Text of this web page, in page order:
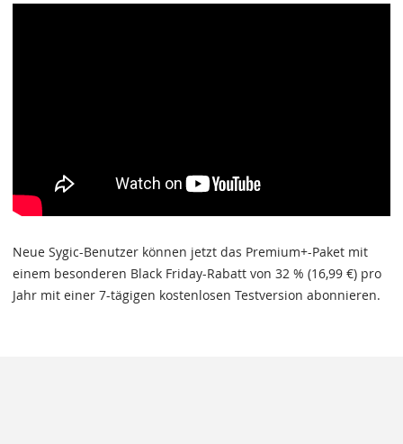
Neue Sygic-Benutzer können jetzt das Premium+-Paket mit
einem besonderen Black Friday-Rabatt von 32 % (16,99 €) pro
Jahr mit einer 7-tägigen kostenlosen Testversion abonnieren.